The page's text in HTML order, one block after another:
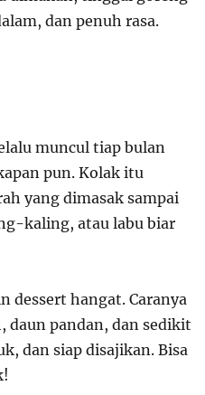
dan penuh rasa.
muncul tiap bulan
pun. Kolak itu
yang dimasak sampai
kaling, atau labu biar
dessert hangat. Caranya
daun pandan, dan sedikit
dan siap disajikan. Bisa